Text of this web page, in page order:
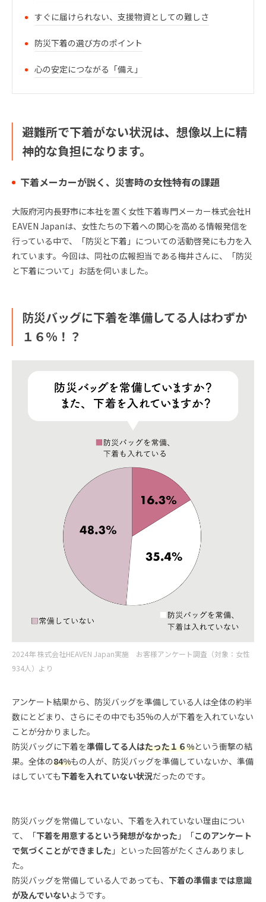
すぐに届けられない、支援物資としての難しさ
防災下着の選び方のポイント
心の安定につながる「備え」
避難所で下着がない状況は、想像以上に精
神的な負担になります。
下着メーカーが説く、災害時の女性特有の課題
大阪府河内長野市に本社を置く女性下着専門メーカー株式会社H
EAVEN Japanは、女性たちの下着への関心を高める情報発信を
行っている中で、「防災と下着」についての活動啓発にも力を入
れています。今回は、同社の広報担当である梅井さんに、「防災
と下着について」お話を伺いました。
防災バッグに下着を準備してる人はわずか
１６%！？
2024年 株式会社HEAVEN Japan実施 お客様アンケート調査（対象：女性
934人）より
アンケート結果から、防災バッグを準備している人は全体の約半
数にとどまり、さらにその中でも35%の人が下着を入れていない
ことが分かりました。
防災バッグに下着を準備してる人はたった１６%という衝撃の結
果。全体の84%もの人が、防災バッグを準備していないか、準備
はしていても下着を入れていない状況だったのです。
防災バッグを常備していない、下着を入れていない理由につい
て、「下着を用意するという発想がなかった 」「このアンケート
で気づくことができました 」といった回答がたくさんありまし
た。
防災バッグを常備している人であっても、 下着の準備までは意識
が及んでいないようです。